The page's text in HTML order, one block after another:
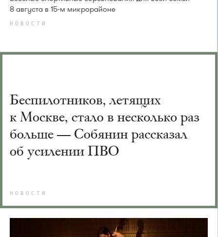
8 августа в 15-м микрорайоне
НОВОСТИ
Беспилотников, летящих
к Москве, стало в несколько раз
больше — Собянин рассказал
об усилении ПВО
НОВОСТИ